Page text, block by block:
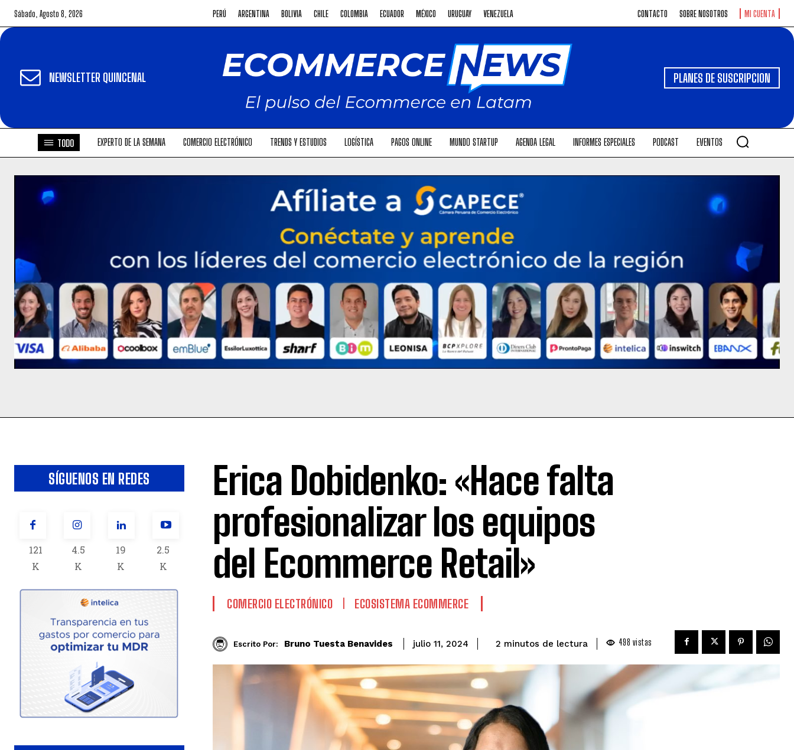
Sábado, Agosto 8, 2026 PERÚ ARGENTINA BOLIVIA CHILE COLOMBIA ECUADOR MÉXICO URUGUAY VENEZUELA CONTACTO SOBRE NOSOTROS MI CUENTA
NEWSLETTER QUINCENAL PLANES DE SUSCRIPCION
TODO EXPERTO DE LA SEMANA COMERCIO ELECTRÓNICO TRENDS Y ESTUDIOS LOGÍSTICA PAGOS ONLINE MUNDO STARTUP AGENDA LEGAL INFORMES ESPECIALES PODCAST EVENTOS
SÍGUENOS EN REDES
121
K
4.5
K
19
K
2.5
K
Erica Dobidenko: «Hace falta
profesionalizar los equipos
del Ecommerce Retail»
COMERCIO ELECTRÓNICO ECOSISTEMA ECOMMERCE
Escrito Por: Bruno Tuesta Benavides julio 11, 2024 2 minutos de lectura 498 vistas